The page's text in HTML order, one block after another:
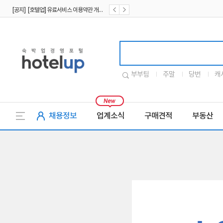
부부팀 주말 당번 캐
채용정보 업계소식 구매견적 부동산